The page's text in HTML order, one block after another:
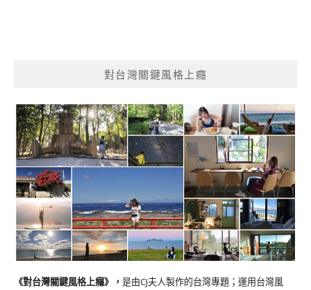
對台灣關鍵風格上癮
《對台灣關鍵風格上癮》 ， 是由CJ夫人製作的台灣專題；運用台灣風